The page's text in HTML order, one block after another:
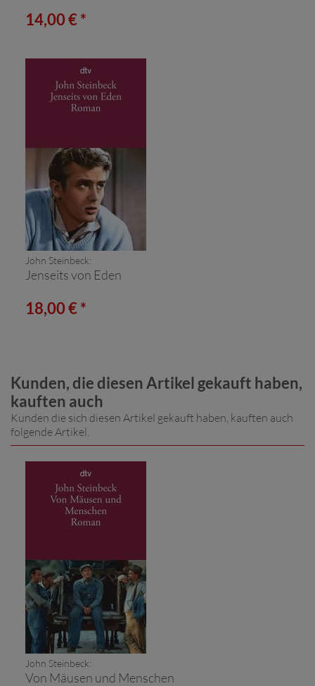
14,00 € *
John Steinbeck:
Jenseits von Eden
18,00 € *
Kunden, die diesen Artikel gekauft haben,
kauften auch
Kunden die sich diesen Artikel gekauft haben, kauften auch
folgende Artikel.
John Steinbeck:
Von Mäusen und Menschen